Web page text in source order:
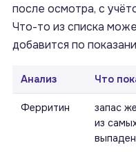
после осмотра, с
Что-то из списка
добавится по
Анализ Что
Ферритин
запас
из